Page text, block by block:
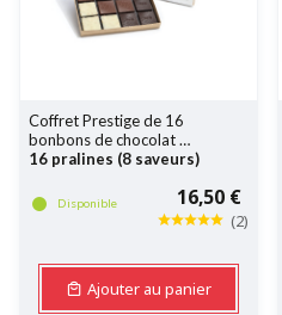
Coffret Prestige de 16
bonbons de chocolat
16 pralines (8 saveurs)
Disponible 16,50 €
(2)
Ajouter au panier